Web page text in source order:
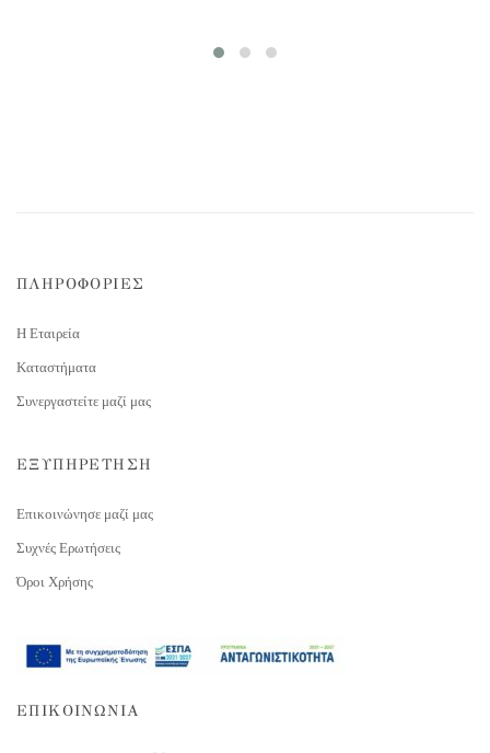
ΠΛΗΡΟΦΟΡΙΕΣ
Η Εταιρεία
Καταστήματα
Συνεργαστείτε μαζί μας
ΕΞΥΠΗΡΕΤΗΣΗ
Επικοινώνησε μαζί μας
Συχνές Ερωτήσεις
Όροι Χρήσης
ΕΠΙΚΟΙΝΩΝΙΑ